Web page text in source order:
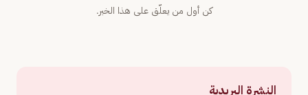
كن أول من يعلّق على هذا الخبر.
النشرة البريدية